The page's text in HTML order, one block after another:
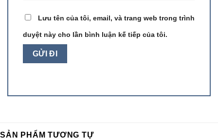
Lưu tên của tôi, email, và trang web trong trình
duyệt này cho lần bình luận kế tiếp của tôi.
SẢN PHẨM TƯƠNG TỰ